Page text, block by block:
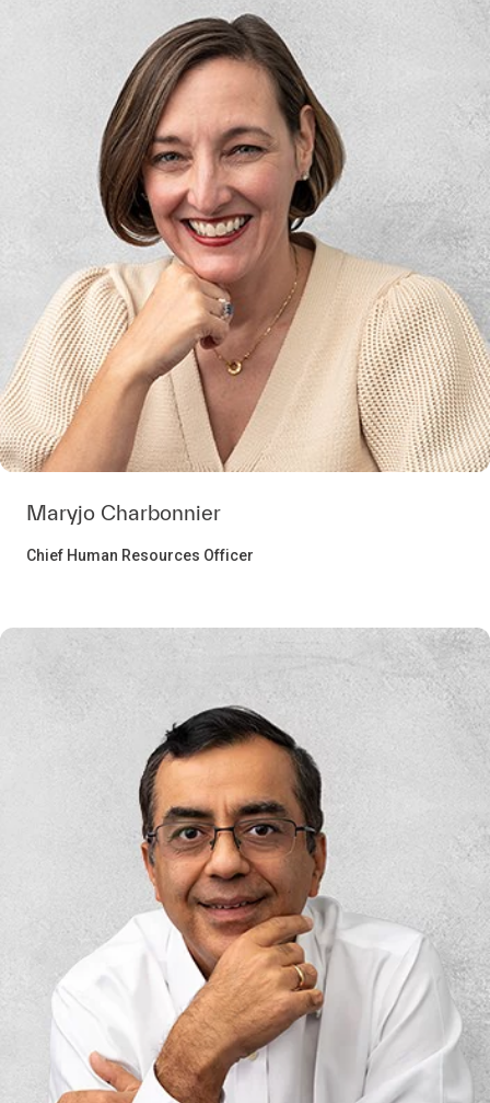
Maryjo Charbonnier
Chief Human Resources Officer